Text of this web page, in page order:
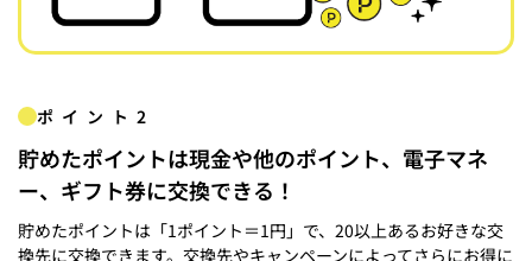
ポイント2
貯めたポイントは現金や他のポイント、電子マネ
ー、ギフト券に交換できる！
貯めたポイントは「1ポイント＝1円」で、20以上あるお好きな交
換先に交換できます。交換先やキャンペーンによってさらにお得に